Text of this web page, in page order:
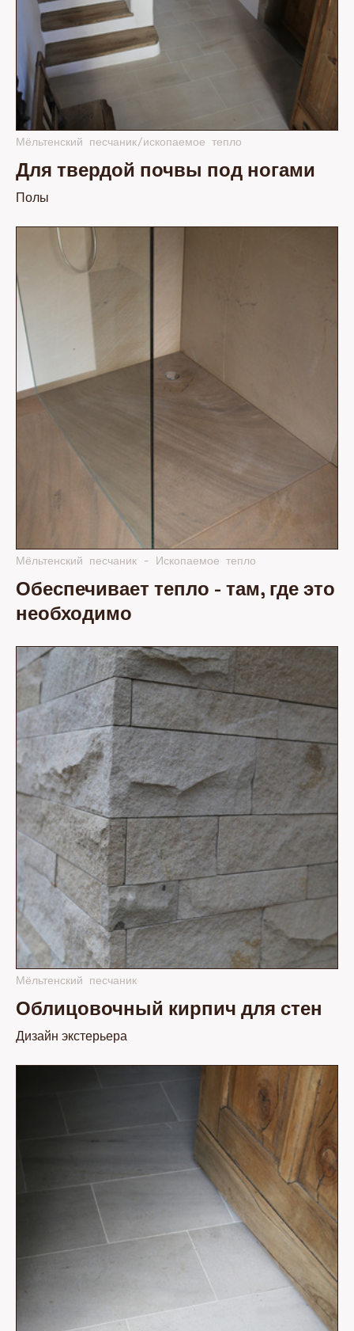
Мёльтенский песчаник/ископаемое тепло
Для твердой почвы под ногами
Полы
Мёльтенский песчаник - Ископаемое тепло
Обеспечивает тепло - там, где это
необходимо
Мёльтенский песчаник
Облицовочный кирпич для стен
Дизайн экстерьера